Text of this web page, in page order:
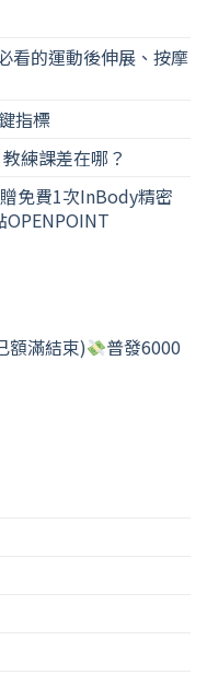
看的運動後伸展、按摩
指標
練課差在哪？
免費1次InBody精密
額滿結束)
普發6000